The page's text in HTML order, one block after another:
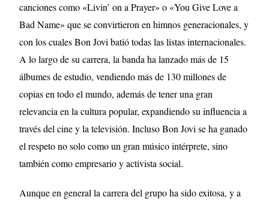
canciones como «Livin’ on a Prayer» o «You Give Love a
Bad Name» que se convirtieron en himnos generacionales, y
con los cuales Bon Jovi batió todas las listas internacionales.
A lo largo de su carrera, la banda ha lanzado más de 15
álbumes de estudio, vendiendo más de 130 millones de
copias en todo el mundo, además de tener una gran
relevancia en la cultura popular, expandiendo su influencia a
través del cine y la televisión. Incluso Bon Jovi se ha ganado
el respeto no solo como un gran músico intérprete, sino
también como empresario y activista social.
Aunque en general la carrera del grupo ha sido exitosa, y a